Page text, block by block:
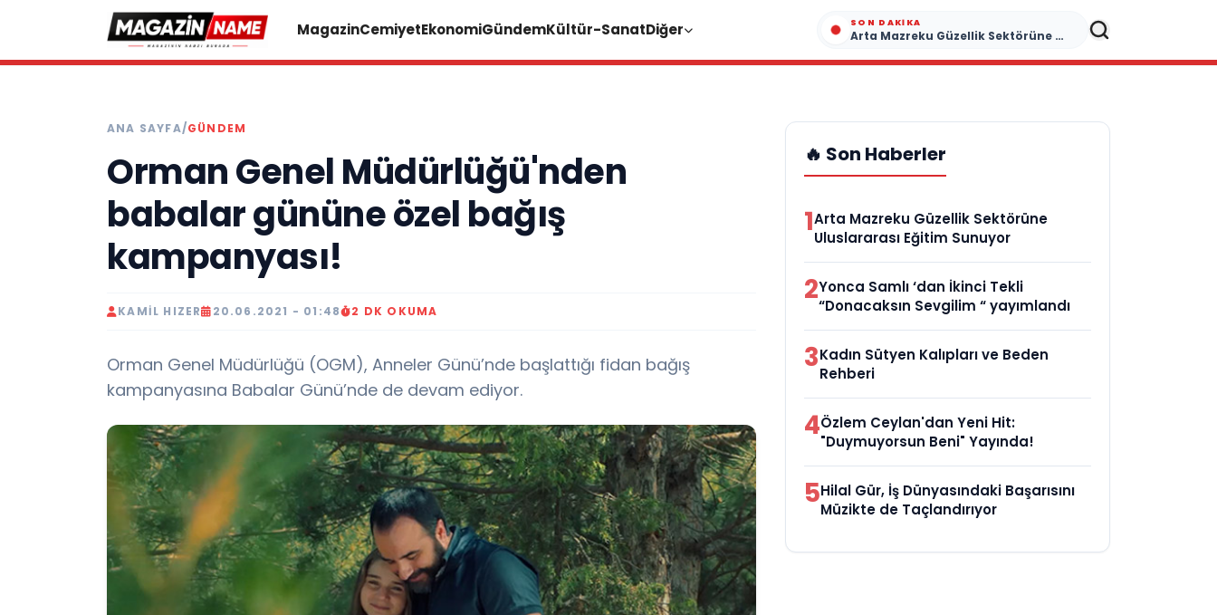
MagazinCemiyetEkonomiGündemKültür-SanatDiğer SON DAKIKA
Arta Mazreku Güzellik Sektörüne Uluslararası Eğitim Sunuyor
ANA SAYFA/GÜNDEM
Orman Genel Müdürlüğü'nden
babalar gününe özel bağış
kampanyası!
KAMIL HIZER 20.06.2021 - 01:48 2 DK OKUMA
Orman Genel Müdürlüğü (OGM), Anneler Günü’nde başlattığı fidan bağış
kampanyasına Babalar Günü’nde de devam ediyor.
🔥 Son Haberler
1Arta Mazreku Güzellik Sektörüne
Uluslararası Eğitim Sunuyor
2Yonca Samlı ‘dan İkinci Tekli
“Donacaksın Sevgilim “ yayımlandı
3Kadın Sütyen Kalıpları ve Beden
Rehberi
4Özlem Ceylan'dan Yeni Hit:
"Duymuyorsun Beni" Yayında!
5Hilal Gür, İş Dünyasındaki Başarısını
Müzikte de Taçlandırıyor